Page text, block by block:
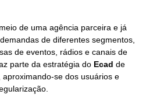
de uma agência parceira e já
de diferentes segmentos,
de eventos, rádios e canais de
parte da estratégia do Ecad de
se dos usuários e